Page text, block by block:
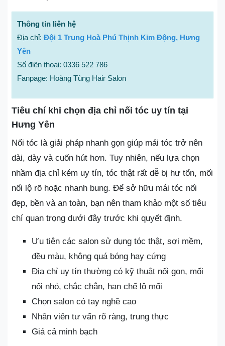
Thông tin liên hệ
Địa chỉ: Đội 1 Trung Hoà Phú Thịnh Kim Động, Hưng
Yên
Số điện thoại: 0336 522 786
Fanpage: Hoàng Tùng Hair Salon
Tiêu chí khi chọn địa chỉ nối tóc uy tín tại
Hưng Yên
Nối tóc là giải pháp nhanh gọn giúp mái tóc trở nên
dài, dày và cuốn hút hơn. Tuy nhiên, nếu lựa chọn
nhầm địa chỉ kém uy tín, tóc thật rất dễ bị hư tổn, mối
nối lộ rõ hoặc nhanh bung. Để sở hữu mái tóc nối
đẹp, bền và an toàn, bạn nên tham khảo một số tiêu
chí quan trọng dưới đây trước khi quyết định.
Ưu tiên các salon sử dụng tóc thật, sợi mềm,
đều màu, không quá bóng hay cứng
Địa chỉ uy tín thường có kỹ thuật nối gọn, mối
nối nhỏ, chắc chắn, hạn chế lộ mối
Chọn salon có tay nghề cao
Nhân viên tư vấn rõ ràng, trung thực
Giá cả minh bạch